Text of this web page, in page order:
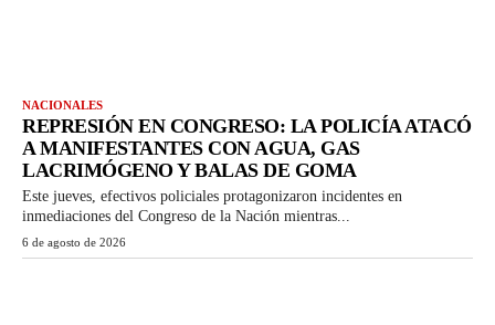
NACIONALES
REPRESIÓN EN CONGRESO: LA POLICÍA ATACÓ
A MANIFESTANTES CON AGUA, GAS
LACRIMÓGENO Y BALAS DE GOMA
Este jueves, efectivos policiales protagonizaron incidentes en
inmediaciones del Congreso de la Nación mientras...
6 de agosto de 2026